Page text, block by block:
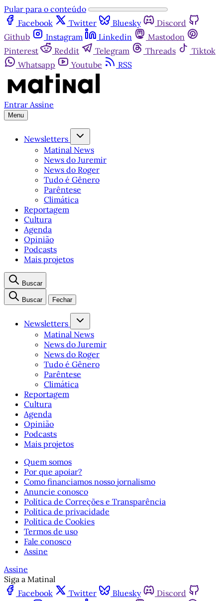
Pular para o conteúdo
Facebook
Twitter Bluesky
Discord
Github
Instagram Linkedin
Mastodon
Pinterest
Reddit Telegram Threads
Tiktok
Whatsapp
Youtube RSS
Entrar Assine
Menu
Newsletters
Matinal News
News do Juremir
News do Roger
Tudo é Gênero
Parêntese
Climática
Reportagem
Cultura
Agenda
Opinião
Podcasts
Mais projetos
Buscar
Buscar Fechar
Newsletters
Matinal News
News do Juremir
News do Roger
Tudo é Gênero
Parêntese
Climática
Reportagem
Cultura
Agenda
Opinião
Podcasts
Mais projetos
Quem somos
Por que apoiar?
Como financiamos nosso jornalismo
Anuncie conosco
Política de Correções e Transparência
Política de privacidade
Política de Cookies
Termos de uso
Fale conosco
Assine
Assine
Siga a Matinal
Facebook
Twitter Bluesky
Discord